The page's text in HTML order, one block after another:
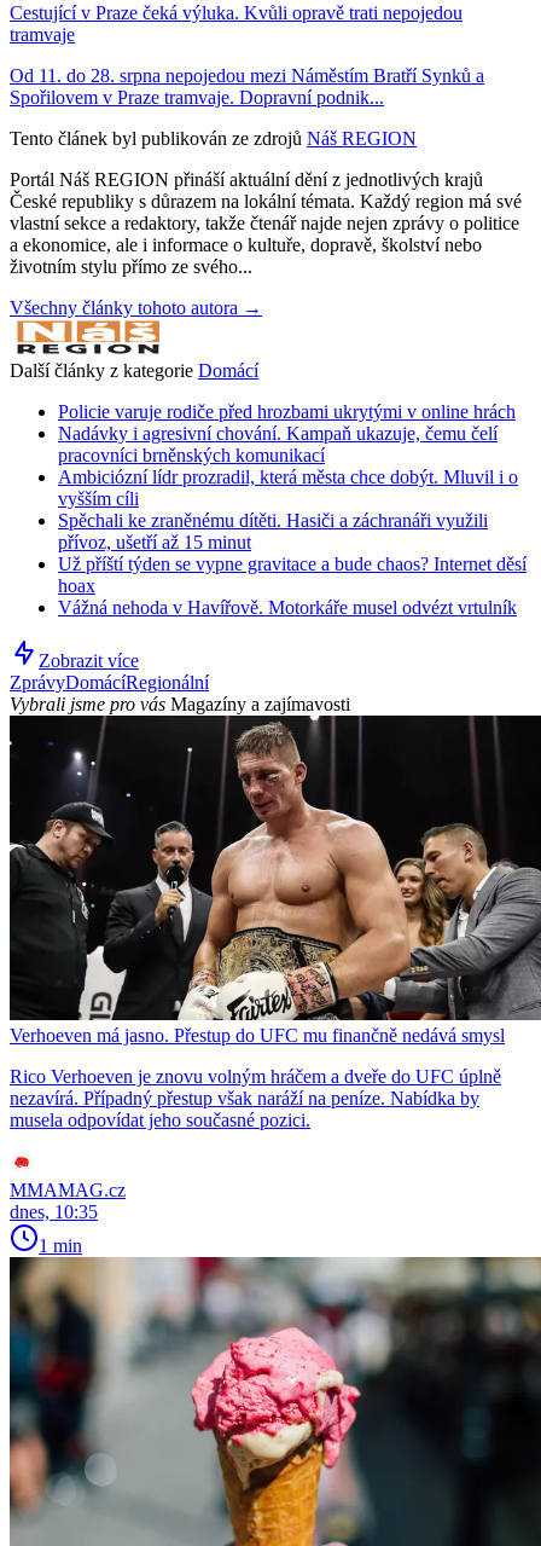
Cestující v Praze čeká výluka. Kvůli opravě trati nepojedou
tramvaje
Od 11. do 28. srpna nepojedou mezi Náměstím Bratří Synků a
Spořilovem v Praze tramvaje. Dopravní podnik...
Tento článek byl publikován ze zdrojů Náš REGION
Portál Náš REGION přináší aktuální dění z jednotlivých krajů
České republiky s důrazem na lokální témata. Každý region má své
vlastní sekce a redaktory, takže čtenář najde nejen zprávy o politice
a ekonomice, ale i informace o kultuře, dopravě, školství nebo
životním stylu přímo ze svého...
Všechny články tohoto autora →
Další články z kategorie Domácí
Policie varuje rodiče před hrozbami ukrytými v online hrách
Nadávky i agresivní chování. Kampaň ukazuje, čemu čelí
pracovníci brněnských komunikací
Ambiciózní lídr prozradil, která města chce dobýt. Mluvil i o
vyšším cíli
Spěchali ke zraněnému dítěti. Hasiči a záchranáři využili
přívoz, ušetří až 15 minut
Už příští týden se vypne gravitace a bude chaos? Internet děsí
hoax
Vážná nehoda v Havířově. Motorkáře musel odvézt vrtulník
Zobrazit více
ZprávyDomácíRegionální
Vybrali jsme pro vás Magazíny a zajímavosti
Verhoeven má jasno. Přestup do UFC mu finančně nedává smysl
Rico Verhoeven je znovu volným hráčem a dveře do UFC úplně
nezavírá. Případný přestup však naráží na peníze. Nabídka by
musela odpovídat jeho současné pozici.
MMAMAG.cz
dnes, 10:35
1 min